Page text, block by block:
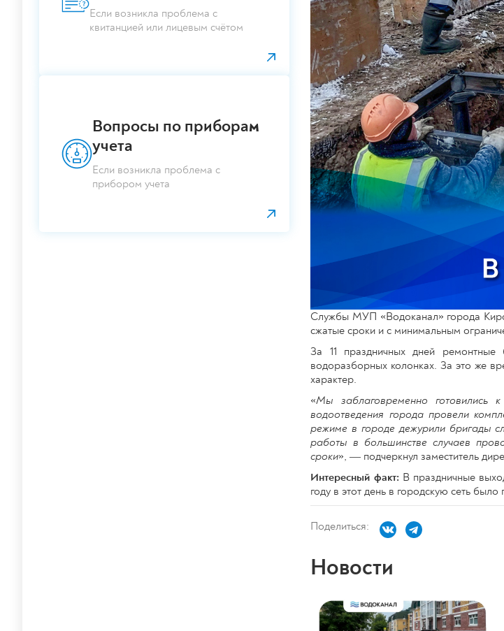
Если возникла проблема с
квитанцией или лицевым счётом
Вопросы по приборам
учета
Если возникла проблема с
прибором учета
Службы МУП «Водоканал» города
сжатые сроки и с минимальным
За 11 праздничных дней ремонтные
водоразборных колонках. За это же
характер.
«Мы заблаговременно готовились
водоотведения города провели
режиме в городе дежурили бригады
работы в большинстве случаев
сроки», — подчеркнул заместитель
Интересный факт: В праздничные
году в этот день в городскую сеть
Поделиться:
Новости